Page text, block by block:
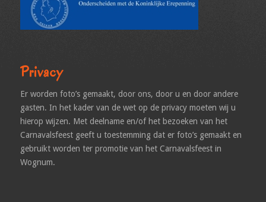
Privacy
Er worden foto’s gemaakt, door ons, door u en door andere
gasten. In het kader van de wet op de privacy moeten wij u
hierop wijzen. Met deelname en/of het bezoeken van het
Carnavalsfeest geeft u toestemming dat er foto’s gemaakt en
gebruikt worden ter promotie van het Carnavalsfeest in
Wognum.